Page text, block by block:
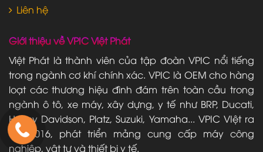
Liên hệ
Giới thiệu về VPIC Việt Phát
Việt Phát là thành viên của tập đoàn VPIC nổi tiếng
trong ngành cơ khí chính xác. VPIC là OEM cho hàng
loạt các thương hiệu đình đám trên toàn cầu trong
ngành ô tô, xe máy, xây dựng, y tế như BRP, Ducati,
Harley Davidson, Platz, Suzuki, Yamaha... VPIC VIệt ra
đời 2016, phát triển mảng cung cấp máy công
nghiệp, vật tư và thiết bị y tế.